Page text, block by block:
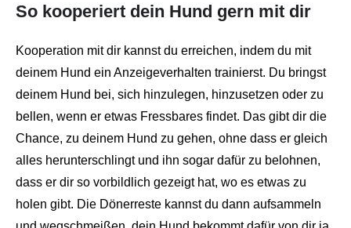
So kooperiert dein Hund gern mit dir
Kooperation mit dir kannst du erreichen, indem du mit
deinem Hund ein Anzeigeverhalten trainierst. Du bringst
deinem Hund bei, sich hinzulegen, hinzusetzen oder zu
bellen, wenn er etwas Fressbares findet. Das gibt dir die
Chance, zu deinem Hund zu gehen, ohne dass er gleich
alles herunterschlingt und ihn sogar dafür zu belohnen,
dass er dir so vorbildlich gezeigt hat, wo es etwas zu
holen gibt. Die Dönerreste kannst du dann aufsammeln